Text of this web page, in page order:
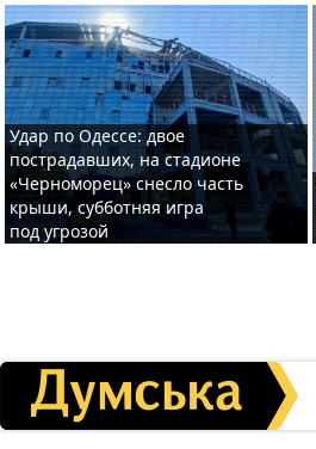
Удар по Одессе: двое
пострадавших, на стадионе
«Черноморец» снесло часть
крыши, субботняя игра
под угрозой